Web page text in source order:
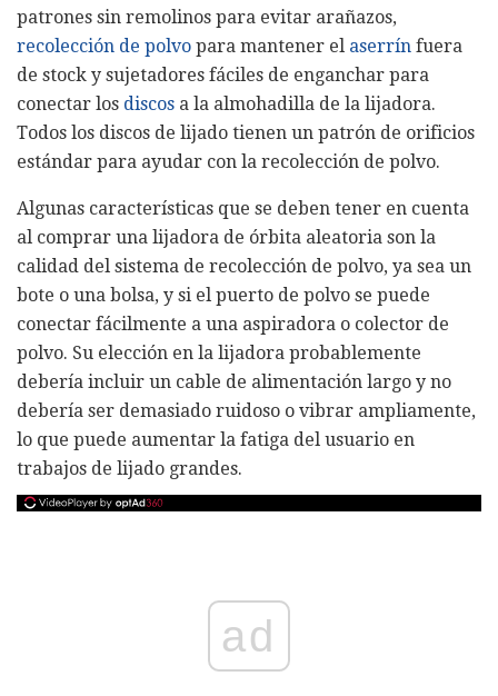
patrones sin remolinos para evitar arañazos,
recolección de polvo para mantener el aserrín fuera
de stock y sujetadores fáciles de enganchar para
conectar los discos a la almohadilla de la lijadora.
Todos los discos de lijado tienen un patrón de orificios
estándar para ayudar con la recolección de polvo.
Algunas características que se deben tener en cuenta
al comprar una lijadora de órbita aleatoria son la
calidad del sistema de recolección de polvo, ya sea un
bote o una bolsa, y si el puerto de polvo se puede
conectar fácilmente a una aspiradora o colector de
polvo. Su elección en la lijadora probablemente
debería incluir un cable de alimentación largo y no
debería ser demasiado ruidoso o vibrar ampliamente,
lo que puede aumentar la fatiga del usuario en
trabajos de lijado grandes.
ad